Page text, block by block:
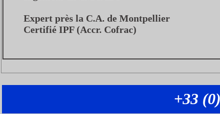
Expert près la C.A. de Montpellier
Certifié IPF (Accr. Cofrac)
+33